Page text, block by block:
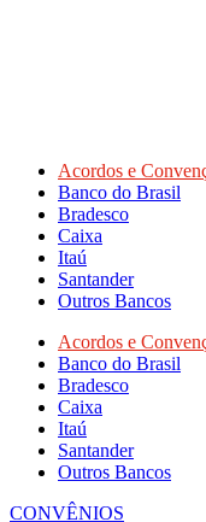
Acordos e
Banco do Brasil
Bradesco
Caixa
Itaú
Santander
Outros Bancos
Acordos e
Banco do Brasil
Bradesco
Caixa
Itaú
Santander
Outros Bancos
CONVÊNIOS